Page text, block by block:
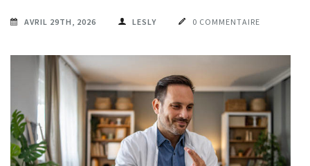
AVRIL 29TH, 2026 LESLY 0 COMMENTAIRE